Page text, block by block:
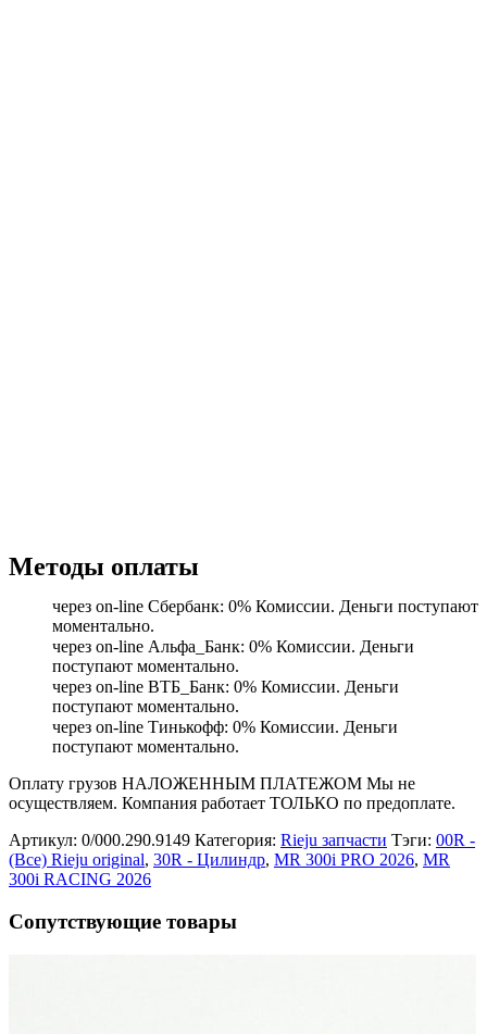
Методы оплаты
через on-line Сбербанк: 0% Комиссии. Деньги поступают
моментально.
через on-line Альфа_Банк: 0% Комиссии. Деньги
поступают моментально.
через on-line ВТБ_Банк: 0% Комиссии. Деньги
поступают моментально.
через on-line Тинькофф: 0% Комиссии. Деньги
поступают моментально.
Оплату грузов НАЛОЖЕННЫМ ПЛАТЕЖОМ Мы не
осуществляем. Компания работает ТОЛЬКО по предоплате.
Артикул: 0/000.290.9149 Категория: Rieju запчасти Тэги: 00R -
(Все) Rieju original, 30R - Цилиндр, MR 300i PRO 2026, MR
300i RACING 2026
Сопутствующие товары